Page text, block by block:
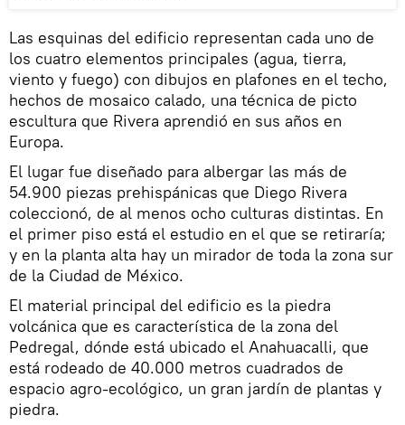
Las esquinas del edificio representan cada uno de
los cuatro elementos principales (agua, tierra,
viento y fuego) con dibujos en plafones en el techo,
hechos de mosaico calado, una técnica de picto
escultura que Rivera aprendió en sus años en
Europa.
El lugar fue diseñado para albergar las más de
54.900 piezas prehispánicas que Diego Rivera
coleccionó, de al menos ocho culturas distintas. En
el primer piso está el estudio en el que se retiraría;
y en la planta alta hay un mirador de toda la zona sur
de la Ciudad de México.
El material principal del edificio es la piedra
volcánica que es característica de la zona del
Pedregal, dónde está ubicado el Anahuacalli, que
está rodeado de 40.000 metros cuadrados de
espacio agro-ecológico, un gran jardín de plantas y
piedra.